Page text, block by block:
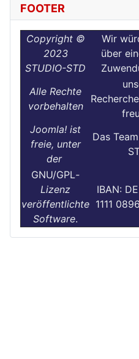
FOOTER
Copyright ©
2023
STUDIO-STD
Wir
über
Alle Rechte
vorbehalten
Joomla! ist
freie, unter
der
Das
GNU/GPL-
Lizenz
veröffentlichte
Software.
IBAN:
1111